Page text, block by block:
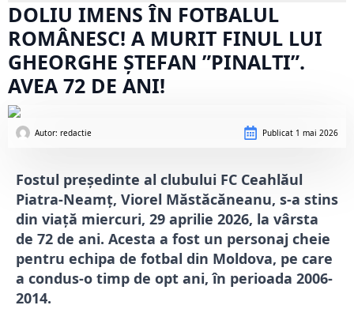
DOLIU IMENS ÎN FOTBALUL
ROMÂNESC! A MURIT FINUL LUI
GHEORGHE ȘTEFAN ”PINALTI”.
AVEA 72 DE ANI!
Autor: redactie Publicat 1 mai 2026
Fostul președinte al clubului FC Ceahlăul
Piatra-Neamț, Viorel Măstăcăneanu, s-a stins
din viață miercuri, 29 aprilie 2026, la vârsta
de 72 de ani. Acesta a fost un personaj cheie
pentru echipa de fotbal din Moldova, pe care
a condus-o timp de opt ani, în perioada 2006-
2014.